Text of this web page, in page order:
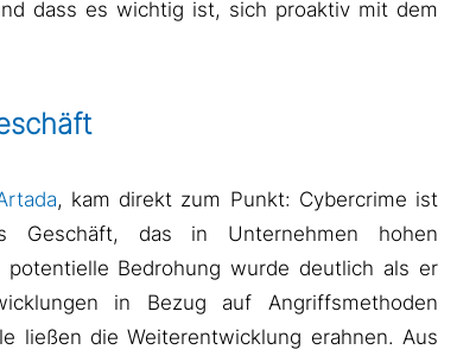
dass es wichtig ist, sich proaktiv mit dem
, kam direkt zum Punkt: Cybercrime ist
Geschäft, das in Unternehmen hohen
Bedrohung wurde deutlich als er
in Bezug auf Angriffsmethoden
ließen die Weiterentwicklung erahnen. Aus